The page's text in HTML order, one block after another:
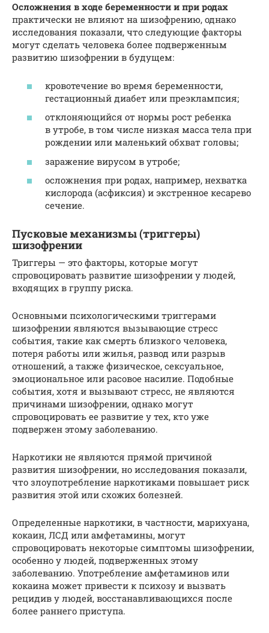
Осложнения в ходе беременности и при родах
практически не влияют на шизофрению, однако
исследования показали, что следующие факторы
могут сделать человека более подверженным
развитию шизофрении в будущем:
кровотечение во время беременности,
гестационный диабет или преэклампсия;
отклоняющийся от нормы рост ребенка
в утробе, в том числе низкая масса тела при
рождении или маленький обхват головы;
заражение вирусом в утробе;
осложнения при родах, например, нехватка
кислорода (асфиксия) и экстренное кесарево
сечение.
Пусковые механизмы (триггеры)
шизофрении
Триггеры — это факторы, которые могут
спровоцировать развитие шизофрении у людей,
входящих в группу риска.
Основными психологическими триггерами
шизофрении являются вызывающие стресс
события, такие как смерть близкого человека,
потеря работы или жилья, развод или разрыв
отношений, а также физическое, сексуальное,
эмоциональное или расовое насилие. Подобные
события, хотя и вызывают стресс, не являются
причинами шизофрении, однако могут
спровоцировать ее развитие у тех, кто уже
подвержен этому заболеванию.
Наркотики не являются прямой причиной
развития шизофрении, но исследования показали,
что злоупотребление наркотиками повышает риск
развития этой или схожих болезней.
Определенные наркотики, в частности, марихуана,
кокаин, ЛСД или амфетамины, могут
спровоцировать некоторые симптомы шизофрении,
особенно у людей, подверженных этому
заболеванию. Употребление амфетаминов или
кокаина может привести к психозу и вызвать
рецидив у людей, восстанавливающихся после
более раннего приступа.